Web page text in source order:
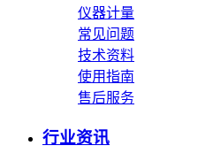
仪器计量
常见问题
技术资料
使用指南
售后服务
行业资讯